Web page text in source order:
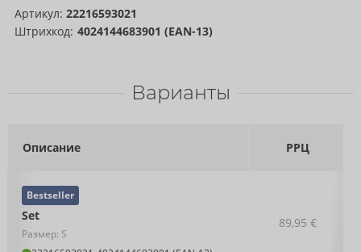
Артикул: 22216593021
Штрихкод: 4024144683901 (EAN-13)
Варианты
Описание РРЦ
Set
Размер: S
Bestseller
89,95 €